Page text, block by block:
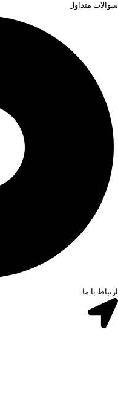
سوالات متداول
ارتباط با ما